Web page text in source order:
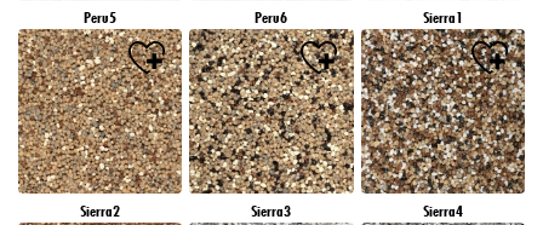
Peru5 Peru6 Sierra1
Sierra2 Sierra3 Sierra4